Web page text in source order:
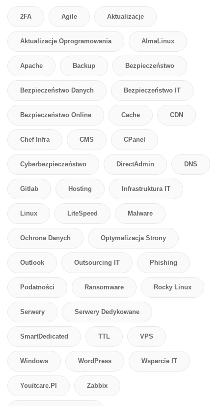
2FA Agile Aktualizacje
Aktualizacje Oprogramowania AlmaLinux
Apache Backup Bezpieczeństwo
Bezpieczeństwo Danych Bezpieczeństwo IT
Bezpieczeństwo Online Cache CDN
Chef Infra CMS CPanel
Cyberbezpieczeństwo DirectAdmin DNS
Gitlab Hosting Infrastruktura IT
Linux LiteSpeed Malware
Ochrona Danych Optymalizacja Strony
Outlook Outsourcing IT Phishing
Podatności Ransomware Rocky Linux
Serwery Serwery Dedykowane
SmartDedicated TTL VPS
Windows WordPress Wsparcie IT
Youitcare.pl Zabbix